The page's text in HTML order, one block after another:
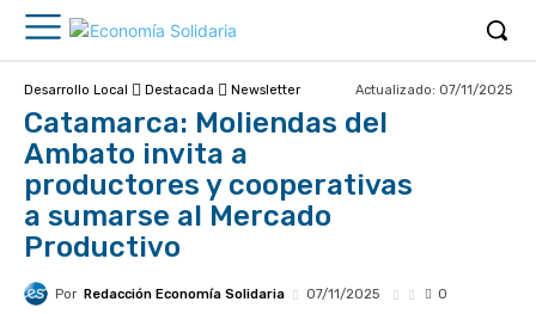
Desarrollo Local Destacada Newsletter Actualizado: 07/11/2025
Catamarca: Moliendas del
Ambato invita a
productores y cooperativas
a sumarse al Mercado
Productivo
Por Redacción Economía Solidaria 07/11/2025 0